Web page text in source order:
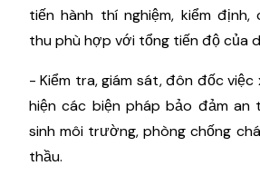
tiến hành thí nghiệm, kiểm định,
thu phù hợp với tổng tiến độ của
- Kiểm tra, giám sát, đôn đốc
hiện các biện pháp bảo đảm an
sinh môi trường, phòng chống
thầu.